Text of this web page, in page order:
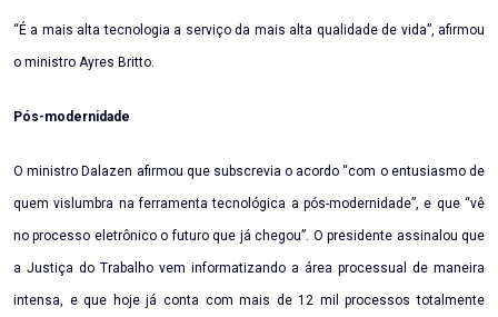
“É a mais alta tecnologia a serviço da mais alta qualidade de vida”, afirmou
o ministro Ayres Britto.
Pós-modernidade
O ministro Dalazen afirmou que subscrevia o acordo “com o entusiasmo de
quem vislumbra na ferramenta tecnológica a pós-modernidade”, e que “vê
no processo eletrônico o futuro que já chegou”. O presidente assinalou que
a Justiça do Trabalho vem informatizando a área processual de maneira
intensa, e que hoje já conta com mais de 12 mil processos totalmente